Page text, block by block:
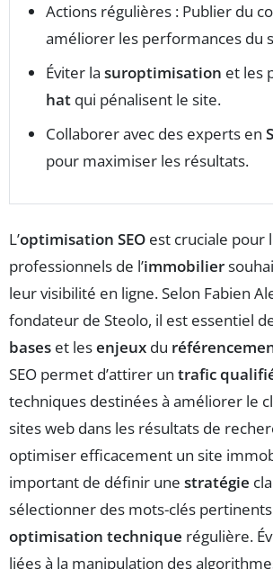
Actions régulières : Publier du
améliorer les performances du
Éviter la suroptimisation et les
hat qui pénalisent le site.
Collaborer avec des experts en
pour maximiser les résultats.
L’optimisation SEO est cruciale pour
professionnels de l’immobilier
leur visibilité en ligne. Selon Fabien
fondateur de Steolo, il est essentiel
bases et lesenjeux du
SEO permet d’attirer un trafic
techniques destinées à améliorer le
sites web dans les résultats de
optimiser efficacement un site
important de définir une stratégie
sélectionner des mots-clés pertinents
optimisation technique régulière.
liées à la manipulation des